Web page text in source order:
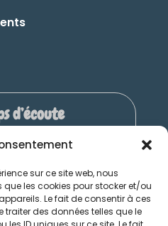
sur ce site web, nous
les cookies pour stocker et/ou
Le fait de consentir à ces
des données telles que le
d’écoute
d’écoute : un
ses batteries !